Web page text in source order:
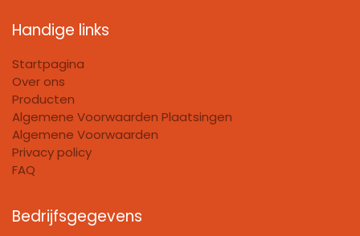
Handige links
Startpagina
Over ons
Producten
Algemene Voorwaarden Plaatsingen
Algemene Voorwaarden
Privacy policy
FAQ
Bedrijfsgegevens